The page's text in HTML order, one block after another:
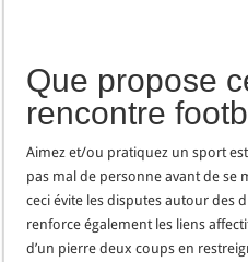
Que propose
rencontre
Aimez et/ou pratiquez un sport
pas mal de personne avant de se
ceci évite les disputes autour des
renforce également les liens
d’un pierre deux coups en